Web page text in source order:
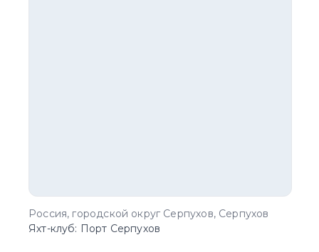
Россия, городской округ Серпухов, Серпухов
Яхт-клуб: Порт Серпухов